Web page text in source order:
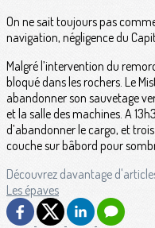
On ne sait toujours pas
navigation, négligence du
Malgré l’intervention du
bloqué dans les rochers. Le
abandonner son sauvetage
et la salle des machines. A
d’abandonner le cargo, et
couche sur bâbord pour
Découvrez davantage
Les épaves